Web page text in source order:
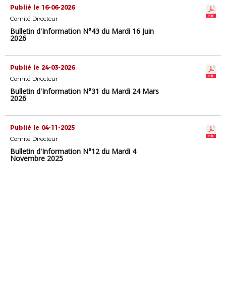
Publié le 16-06-2026
Comité Directeur
Bulletin d'Information N°43 du Mardi 16 Juin
2026
Publié le 24-03-2026
Comité Directeur
Bulletin d'Information N°31 du Mardi 24 Mars
2026
Publié le 04-11-2025
Comité Directeur
Bulletin d'Information N°12 du Mardi 4
Novembre 2025